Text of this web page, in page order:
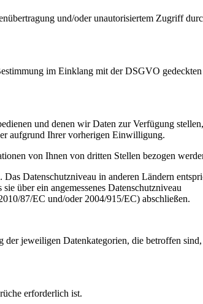
und/oder unautorisiertem Zugriff
im Einklang mit der DSGVO gedeckten
und denen wir Daten zur Verfügung
aufgrund Ihrer vorherigen Einwilligung.
von Ihnen von dritten Stellen bezogen
Datenschutzniveau in anderen Ländern
über ein angemessenes Datenschutzniveau
87/EC und/oder 2004/915/EC) abschließen.
der jeweiligen Datenkategorien, die betroffen sind,
erforderlich ist.